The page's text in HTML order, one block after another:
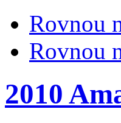
Rovnou
Rovnou
2010